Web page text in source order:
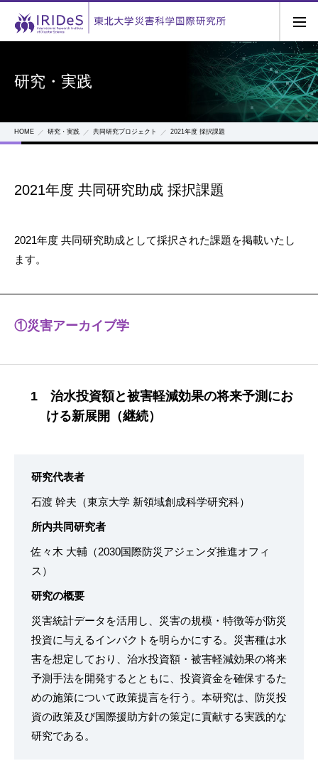
研究・実践
HOME 研究・実践 共同研究プロジェクト 2021年度 採択課題
2021年度 共同研究助成 採択課題
2021年度 共同研究助成として採択された課題を掲載いたし
ます。
①災害アーカイブ学
1 治水投資額と被害軽減効果の将来予測にお
ける新展開（継続）
研究代表者
石渡 幹夫（東京大学 新領域創成科学研究科）
所内共同研究者
佐々木 大輔（2030国際防災アジェンダ推進オフィ
ス）
研究の概要
災害統計データを活用し、災害の規模・特徴等が防災
投資に与えるインパクトを明らかにする。災害種は水
害を想定しており、治水投資額・被害軽減効果の将来
予測手法を開発するとともに、投資資金を確保するた
めの施策について政策提言を行う。本研究は、防災投
資の政策及び国際援助方針の策定に貢献する実践的な
研究である。